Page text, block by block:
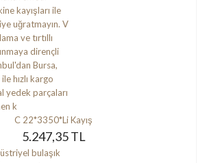
C 22*3350*Li Kayış
5.247,35 TL